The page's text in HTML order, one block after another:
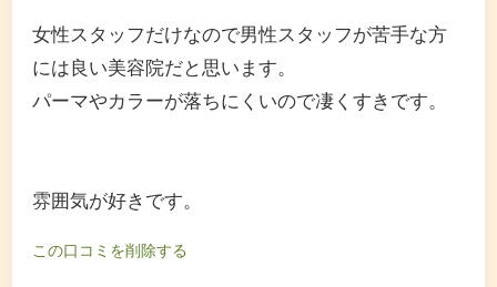
女性スタッフだけなので男性スタッフが苦手な方
には良い美容院だと思います。
パーマやカラーが落ちにくいので凄くすきです。
雰囲気が好きです。
この口コミを削除する